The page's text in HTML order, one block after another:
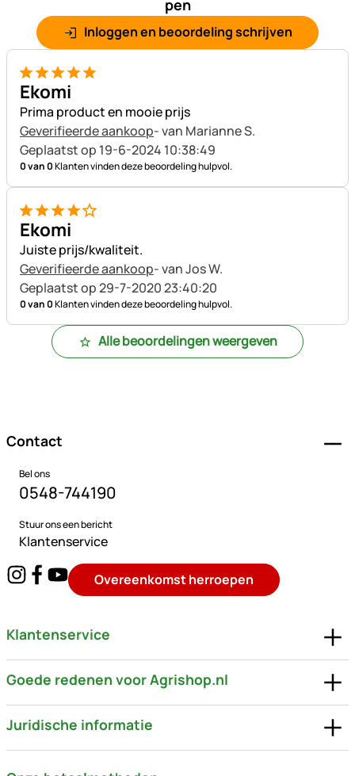
pen
Inloggen en beoordeling schrijven
5 van 5
Ekomi
Prima product en mooie prijs
Geverifieerde aankoop- van Marianne S.
Geplaatst op 19-6-2024 10:38:49
0 van 0Klanten vinden deze beoordeling hulpvol.
4 van 5
Ekomi
Juiste prijs/kwaliteit.
Geverifieerde aankoop- van Jos W.
Geplaatst op 29-7-2020 23:40:20
0 van 0Klanten vinden deze beoordeling hulpvol.
Alle beoordelingen weergeven
Contact
Bel ons
0548-744190
Stuur ons een bericht
Klantenservice
Overeenkomst herroepen
Klantenservice
Goede redenen voor Agrishop.nl
Juridische informatie